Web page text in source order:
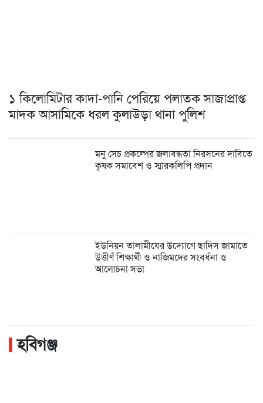
১ কিলোমিটার কাদা-পানি পেরিয়ে পলাতক সাজাপ্রাপ্ত
মাদক আসামিকে ধরল কুলাউড়া থানা পুলিশ
মনু সেচ প্রকল্পের জলাবদ্ধতা নিরসনের দাবিতে
কৃষক সমাবেশ ও স্মারকলিপি প্রদান
ইউনিয়ন তালামীযের উদ্যোগে ছাদিস জামাতে
উত্তীর্ণ শিক্ষার্থী ও নাজিমদের সংবর্ধনা ও
আলোচনা সভা
হবিগঞ্জ